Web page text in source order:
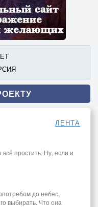
ЛЕНТА
простить. Ну, если и
до небес,
выбирать. Что она